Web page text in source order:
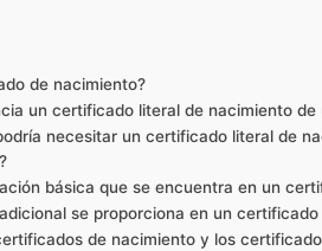
de nacimiento?
un certificado literal de nacimiento
necesitar un certificado literal de
básica que se encuentra en un
se proporciona en un
de nacimiento y los